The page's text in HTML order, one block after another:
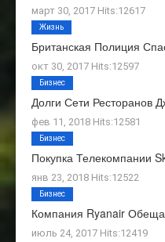
март 30, 2017 Hits:12617
Британская Полиция
окт 30, 2017 Hits:12597
Жизнь
Долги Сети Ресторанов
фев 11, 2018 Hits:12581
Бизнес
Покупка Телекомпании
янв 23, 2018 Hits:12522
Бизнес
Компания Ryanair
июль 24, 2017 Hits:12419
Бизнес